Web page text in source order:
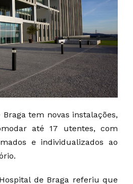
Braga tem novas instalações,
até 17 utentes, com
e individualizados ao
de Braga referiu que